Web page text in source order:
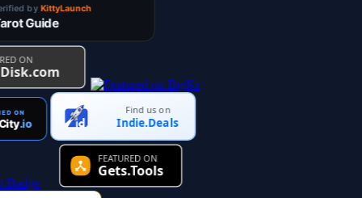
Find us on
Indie.Deals